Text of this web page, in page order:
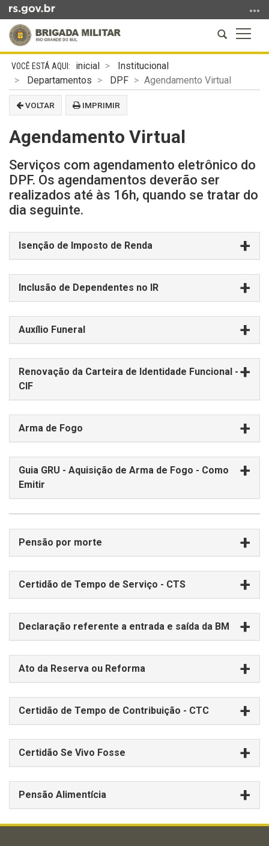
para
conteúdo
para
menu
para
busca
a
Abrir
a
Início
conteúdo
inicial
Institucional
Departamentos
DPF Agendamento Virtual
VOLTAR IMPRIMIR
Agendamento Virtual
Serviços com agendamento eletrônico do
DPF. Os agendamentos deverão ser
realizados até às 16h, quando se tratar do
dia seguinte.
Isenção de Imposto de Renda
Inclusão de Dependentes no IR
Auxílio Funeral
Renovação da Carteira de Identidade Funcional -
CIF
Arma de Fogo
Guia GRU - Aquisição de Arma de Fogo - Como
Emitir
Pensão por morte
Certidão de Tempo de Serviço - CTS
Declaração referente a entrada e saída da BM
Ato da Reserva ou Reforma
Certidão de Tempo de Contribuição - CTC
Certidão Se Vivo Fosse
Pensão Alimentícia